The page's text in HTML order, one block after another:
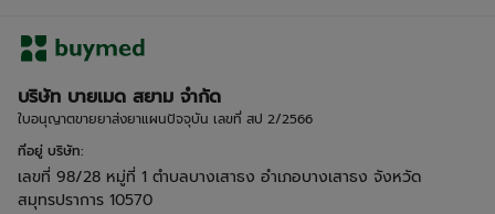
บริษัท บายเมด สยาม จำกัด
ใบอนุญาตขายยาส่งยาแผนปัจจุบัน เลขที่ สป 2/2566
ที่อยู่ บริษัท:
เลขที่ 98/28 หมู่ที่ 1 ตำบลบางเสาธง อำเภอบางเสาธง จังหวัด
สมุทรปราการ 10570